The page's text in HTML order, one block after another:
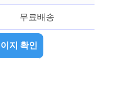
무료배송
지 확인